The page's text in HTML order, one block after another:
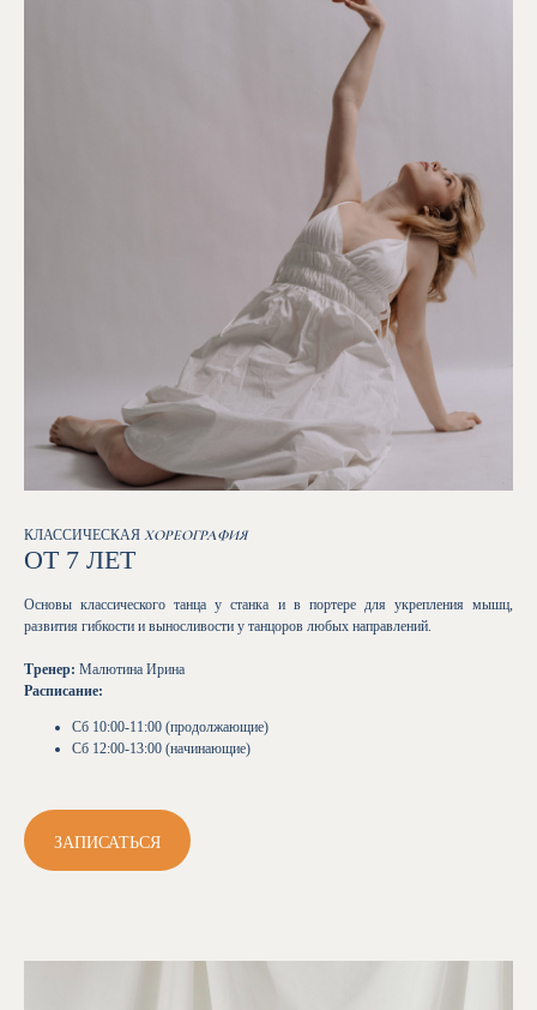
КЛАССИЧЕСКАЯ ХОРЕОГРАФИЯ
ОТ 7 ЛЕТ
Основы классического танца у станка и в портере для укрепления мышц,
развития гибкости и выносливости у танцоров любых направлений.
Тренер: Малютина Ирина
Расписание:
Сб 10:00-11:00 (продолжающие)
Сб 12:00-13:00 (начинающие)
ЗАПИСАТЬСЯ